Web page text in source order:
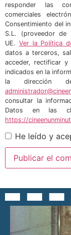
responder las
comerciales
Consentimiento del
S.L. (proveedor de
UE. Ver la Política
datos a terceros,
acceder, rectificar
indicados en la
la dirección
consultar la
Datos en las
https://
He leído y